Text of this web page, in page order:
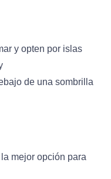
y opten por islas
de una sombrilla
mejor opción para